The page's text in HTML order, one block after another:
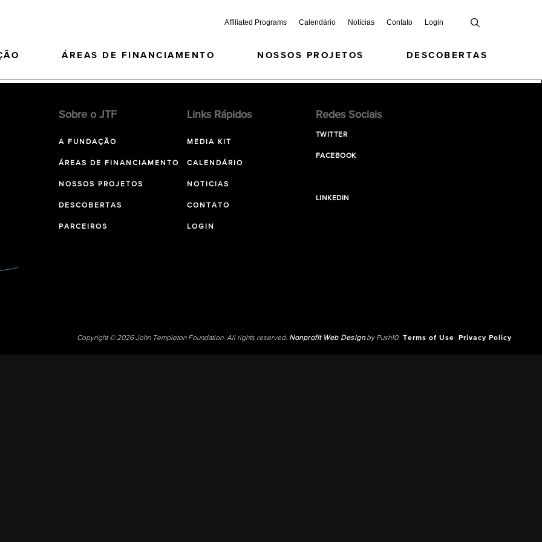
Affiliated Programs Calendário Notícias Contato Login
ÁREAS DE FINANCIAMENTO NOSSOS PROJETOS DESCOBERTAS
Sobre o JTF
A FUNDAÇÃO
ÁREAS DE FINANCIAMENTO
NOSSOS PROJETOS
DESCOBERTAS
PARCEIROS
Links Rápidos
MEDIA KIT
CALENDÁRIO
NOTICIAS
CONTATO
LOGIN
Redes Sociais
TWITTER
FACEBOOK
LINKEDIN
Copyright © 2026 John Templeton Foundation. All rights reserved. Nonprofit Web Designby Push10. Terms of Use Privacy Policy